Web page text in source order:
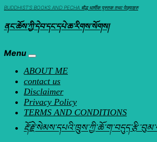
Skip
content
BUDDHIST'S BOOKS AND PECHA बौद्ध धार्मीक पुस्तक तथा पेछ्याहरु
ནང་ཆོས་ཀྱི་དེབ་དང་དཔེ་ཆ་རིགས་སོགས།
Menu
ABOUT ME
contact us
Disclaimer
Privacy Policy
TERMS AND CONDITIONS